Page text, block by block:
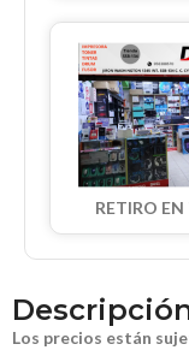
RETIRO
Los precios están